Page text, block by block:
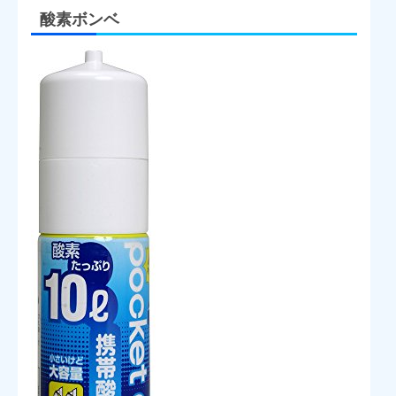
酸素ボンベ